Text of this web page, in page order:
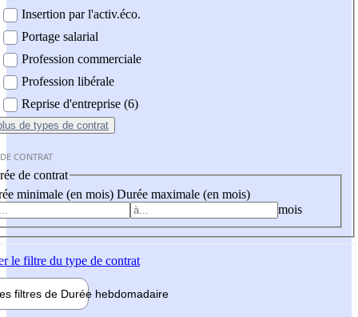
Insertion par l'activ.éco.
Portage salarial
Profession commerciale
Profession libérale
Reprise d'entreprise (6)
de types de contrat
CONTRAT
de contrat
minimale (en mois) Durée maximale (en mois)
mois
le filtre du type de contrat
filtres de Durée hebdomadaire